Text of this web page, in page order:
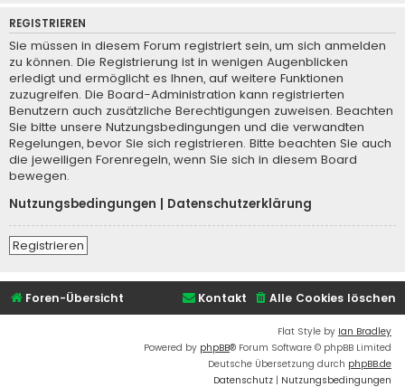
REGISTRIEREN
Sie müssen in diesem Forum registriert sein, um sich anmelden
zu können. Die Registrierung ist in wenigen Augenblicken
erledigt und ermöglicht es Ihnen, auf weitere Funktionen
zuzugreifen. Die Board-Administration kann registrierten
Benutzern auch zusätzliche Berechtigungen zuweisen. Beachten
Sie bitte unsere Nutzungsbedingungen und die verwandten
Regelungen, bevor Sie sich registrieren. Bitte beachten Sie auch
die jeweiligen Forenregeln, wenn Sie sich in diesem Board
bewegen.
Nutzungsbedingungen
Datenschutzerklärung
Registrieren
Foren-Übersicht Alle Cookies löschen
Kontakt
Flat Style by Ian Bradley
Powered by phpBB® Forum Software © phpBB Limited
Deutsche Übersetzung durch phpBB.de
Datenschutz | Nutzungsbedingungen